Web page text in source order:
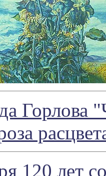
Горлова
120 лет